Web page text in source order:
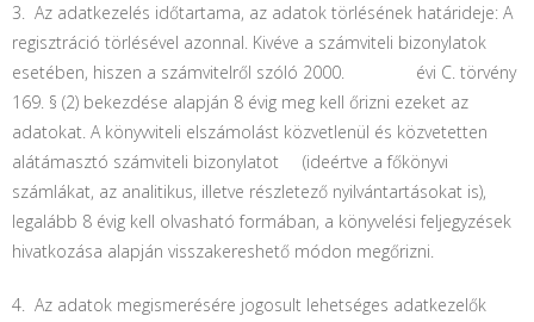
3. Az adatkezelés időtartama, az adatok törlésének határideje: A
regisztráció törlésével azonnal. Kivéve a számviteli bizonylatok
esetében, hiszen a számvitelről szóló 2000. évi C. törvény
169. § (2) bekezdése alapján 8 évig meg kell őrizni ezeket az
adatokat. A könyvviteli elszámolást közvetlenül és közvetetten
alátámasztó számviteli bizonylatot (ideértve a főkönyvi
számlákat, az analitikus, illetve részletező nyilvántartásokat is),
legalább 8 évig kell olvasható formában, a könyvelési feljegyzések
hivatkozása alapján visszakereshető módon megőrizni.
4. Az adatok megismerésére jogosult lehetséges adatkezelők